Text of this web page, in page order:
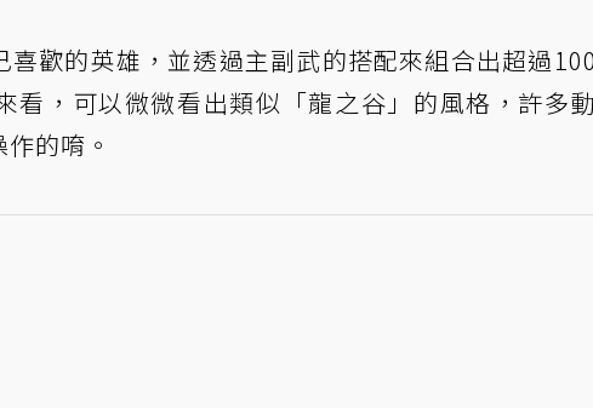
歡的英雄，並透過主副武的搭配來組合出超過
看，可以微微看出類似「龍之谷」的風格，許多
的唷。